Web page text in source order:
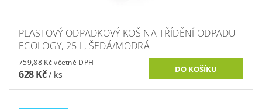
PLASTOVÝ ODPADKOVÝ KOŠ NA TŘÍDĚNÍ ODPADU
ECOLOGY, 25 L, ŠEDÁ/MODRÁ
759,88 Kč včetně DPH
628 Kč/ ks